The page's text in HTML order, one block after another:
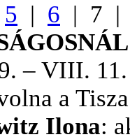
5 | 6 | 7
– VIII. 11.
a
Ilona: